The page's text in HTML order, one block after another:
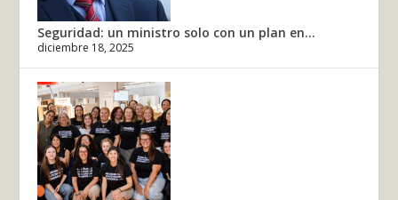
Seguridad: un ministro solo con un plan en...
diciembre 18, 2025